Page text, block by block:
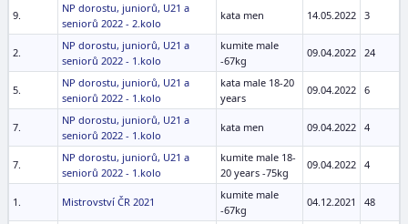
9.
NP dorostu, juniorů, U21 a
seniorů 2022 - 2.kolo
kata men 14.05.2022 3
2.
NP dorostu, juniorů, U21 a
seniorů 2022 - 1.kolo
kumite male
-67kg
09.04.2022 24
5.
NP dorostu, juniorů, U21 a
seniorů 2022 - 1.kolo
kata male 18-20
years
09.04.2022 6
7.
NP dorostu, juniorů, U21 a
seniorů 2022 - 1.kolo
kata men 09.04.2022 4
7.
NP dorostu, juniorů, U21 a
seniorů 2022 - 1.kolo
kumite male 18-
20 years -75kg
09.04.2022 4
1. Mistrovství ČR 2021
kumite male
-67kg
04.12.2021 48